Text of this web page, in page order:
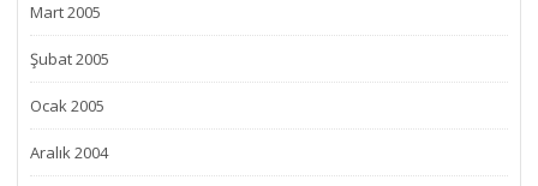
Mart 2005
Şubat 2005
Ocak 2005
Aralık 2004